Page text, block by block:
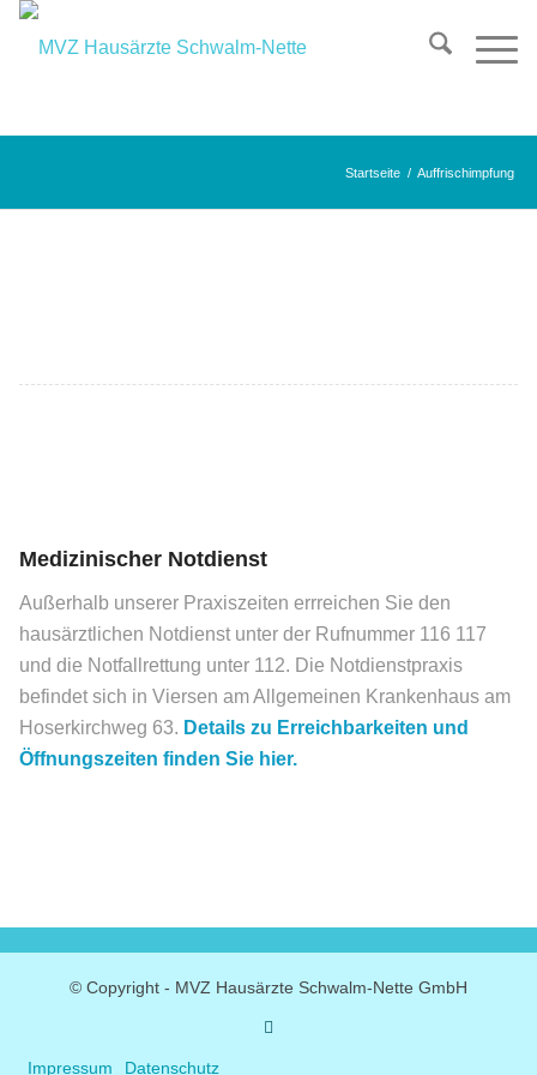
Startseite / Auffrischimpfung
Medizinischer Notdienst
Außerhalb unserer Praxiszeiten errreichen Sie den
hausärztlichen Notdienst unter der Rufnummer 116 117
und die Notfallrettung unter 112. Die Notdienstpraxis
befindet sich in Viersen am Allgemeinen Krankenhaus am
Hoserkirchweg 63. Details zu Erreichbarkeiten und
Öffnungszeiten finden Sie hier.
© Copyright - MVZ Hausärzte Schwalm-Nette GmbH
Impressum Datenschutz